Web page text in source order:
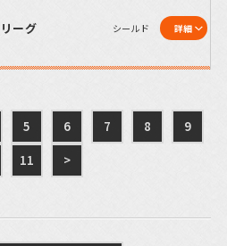
ーグ シールド 詳細
5 6 7 8
9
11 >